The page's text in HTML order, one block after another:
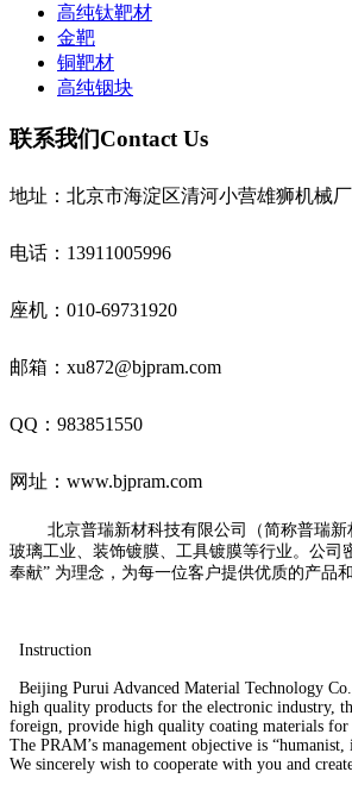
高纯钛靶材
金靶
铜靶材
高纯铟块
联系我们Contact Us
地址：北京市海淀区清河小营雄狮机械厂
电话：13911005996
座机：010-69731920
邮箱：xu872@bjpram.com
QQ：983851550
网址 ： www.bjpram.com
北京普瑞新材科技有限公司（简称普瑞
玻璃工业、装饰镀膜、工具镀膜等行业。公司
奉献” 为理念，为每一位客户提供优质的产品
Instruction
Beijing Purui Advanced Material Technology
high quality products for the electronic industry,
foreign, provide high quality coating materials for
The PRAM’s management objective is
We sincerely wish to cooperate with you and